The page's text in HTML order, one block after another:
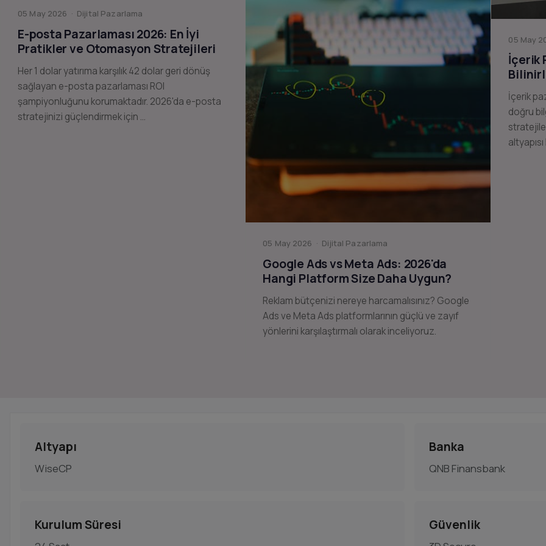
05 May 2026 · Dijital Pazarlama
E-posta Pazarlaması 2026: En İyi
Pratikler ve Otomasyon Stratejileri
Her 1 dolar yatırıma karşılık 42 dolar geri dönüş
sağlayan e-posta pazarlaması ROI
şampiyonluğunu korumaktadır. 2026'da e-posta
stratejinizi güçlendirmek için …
05 May 2026 · Dijital Pazarlama
Google Ads vs Meta Ads: 2026'da
Hangi Platform Size Daha Uygun?
Reklam bütçenizi nereye harcamalısınız? Google
Ads ve Meta Ads platformlarının güçlü ve zayıf
yönlerini karşılaştırmalı olarak inceliyoruz.
05 May
İçerik
İçerik
doğru
Altyapı
WiseCP
Banka
QNB Finansbank
Kurulum Süresi Güvenlik